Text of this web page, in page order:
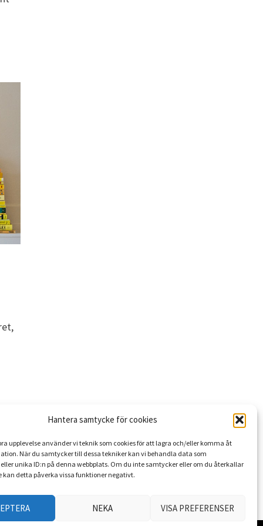
Hantera samtycke för cookies
upplevelse använder vi teknik som cookies för att lagra och/eller komma åt
När du samtycker till dessa tekniker kan vi behandla data som
unika ID:n på denna webbplats. Om du inte samtycker eller om du återkallar
detta påverka vissa funktioner negativt.
NEKA VISA PREFERENSER